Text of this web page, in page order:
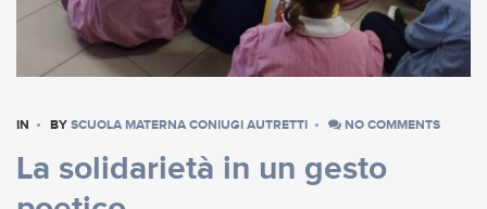
IN BY SCUOLA MATERNA CONIUGI AUTRETTI NO COMMENTS
La solidarietà in un gesto